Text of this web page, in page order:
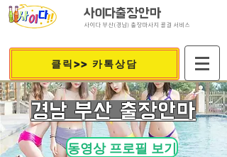
사이다출장안마
사이다 부산(경남) 출장마사지 콜걸 서비스
클릭>> 카톡상담
​경남 부산 출장안마
동영상 프로필 보기